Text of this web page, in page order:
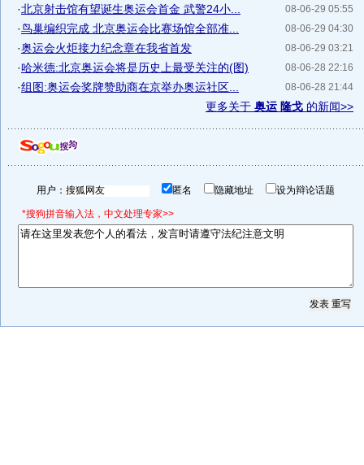
08-06-29 05:55
·北京射击馆有望诞生奥运会首金 武警24小...
08-06-29 04:30
·鸟巢编织完成 北京奥运会比赛场馆全部准...
08-06-29 03:21
·奥运会火炬接力纪念章在我省首发
08-06-28 22:16
·哈米德:北京奥运会将是历史上最受关注的(图)
08-06-28 21:44
·组图:奥运会奖牌赞助商在京举办奥运社区...
更多关于 奥运 隆戈 的新闻>>
用户： 匿名 隐藏地址 设为辩论话题
*搜狗拼音输入法，中文处理专家>>